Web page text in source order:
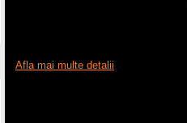
Afla mai multe detalii